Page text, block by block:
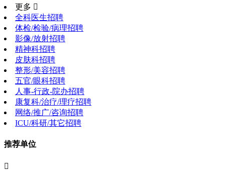
更多 
全科医生招聘
体检/检验/病理招聘
影像/放射招聘
精神科招聘
皮肤科招聘
整形/美容招聘
五官/眼科招聘
人事-行政-院办招聘
康复科/治疗/理疗招聘
网络/推广/咨询招聘
ICU/科研/其它招聘
推荐单位
